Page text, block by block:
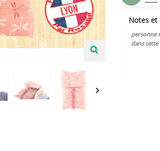
Notes et
personne
dans cette